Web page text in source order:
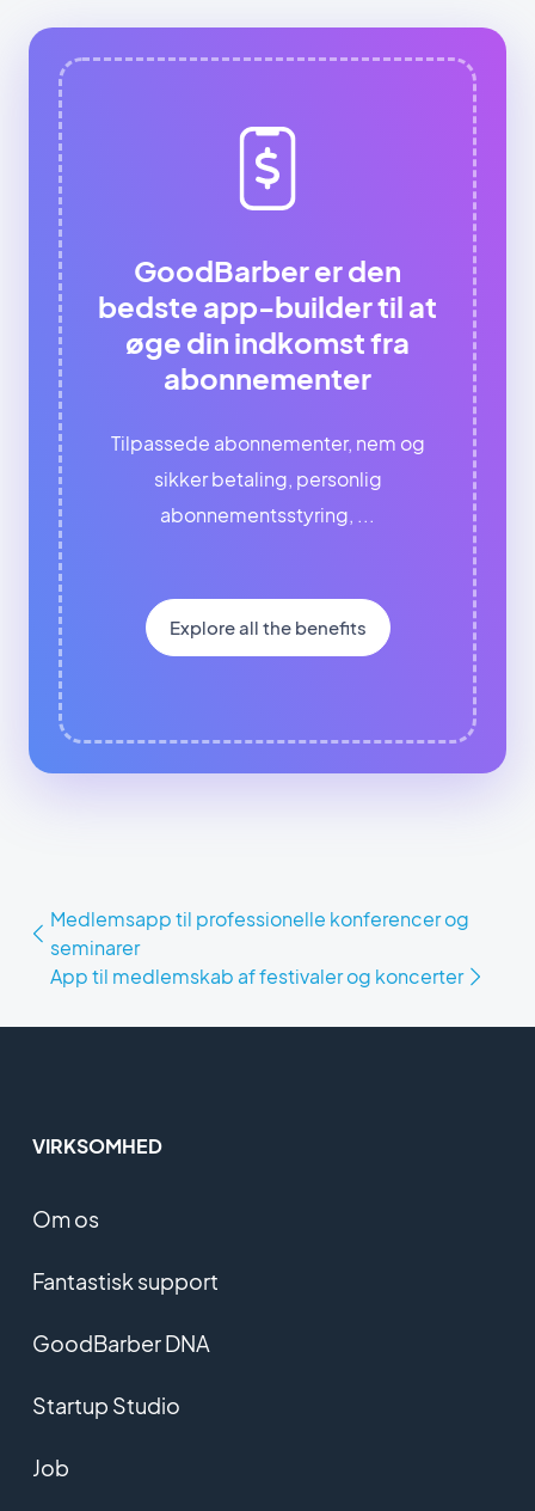
GoodBarber er den
bedste app-builder til at
øge din indkomst fra
abonnementer
Tilpassede abonnementer, nem og
sikker betaling, personlig
abonnementsstyring, ...
Explore all the benefits
Medlemsapp til professionelle konferencer og
seminarer
App til medlemskab af festivaler og koncerter
VIRKSOMHED
Om os
Fantastisk support
GoodBarber DNA
Startup Studio
Job